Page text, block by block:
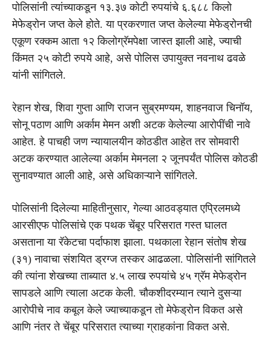
पोलिसांनी त्यांच्याकडून १३.३७ कोटी रुपयांचे ६.६८८ किलो
मेफेड्रोन जप्त केले होते. या प्रकरणात जप्त केलेल्या मेफेड्रोनची
एकूण रक्कम आता १२ किलोग्रॅमपेक्षा जास्त झाली आहे, ज्याची
किंमत २५ कोटी रुपये आहे, असे पोलिस उपायुक्त नवनाथ ढवळे
यांनी सांगितले.
रेहान शेख, शिवा गुप्ता आणि राजन सुब्रमण्यम, शाहनवाज चिनॉय,
सोनू पठाण आणि अर्काम मेमन अशी अटक केलेल्या आरोपींची नावे
आहेत. हे पाचही जण न्यायालयीन कोठडीत आहेत तर सोमवारी
अटक करण्यात आलेल्या अर्काम मेमनला २ जूनपर्यंत पोलिस कोठडी
सुनावण्यात आली आहे, असे अधिकाऱ्याने सांगितले.
पोलिसांनी दिलेल्या माहितीनुसार, गेल्या आठवड्यात एप्रिलमध्ये
आरसीएफ पोलिसांचे एक पथक चेंबूर परिसरात गस्त घालत
असताना या रॅकेटचा पर्दाफाश झाला. पथकाला रेहान संतोष शेख
(३१) नावाचा संशयित ड्रग्ज तस्कर आढळला. पोलिसांनी सांगितले
की त्यांना शेखच्या ताब्यात ४.५ लाख रुपयांचे ४५ ग्रॅम मेफेड्रोन
सापडले आणि त्याला अटक केली. चौकशीदरम्यान त्याने दुसऱ्या
आरोपीचे नाव कबूल केले ज्याच्याकडून तो मेफेड्रोन विकत असे
आणि नंतर ते चेंबूर परिसरात त्याच्या ग्राहकांना विकत असे.